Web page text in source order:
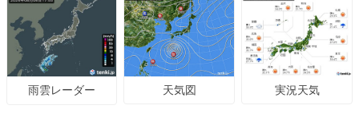
雨雲レーダー 天気図 実況天気